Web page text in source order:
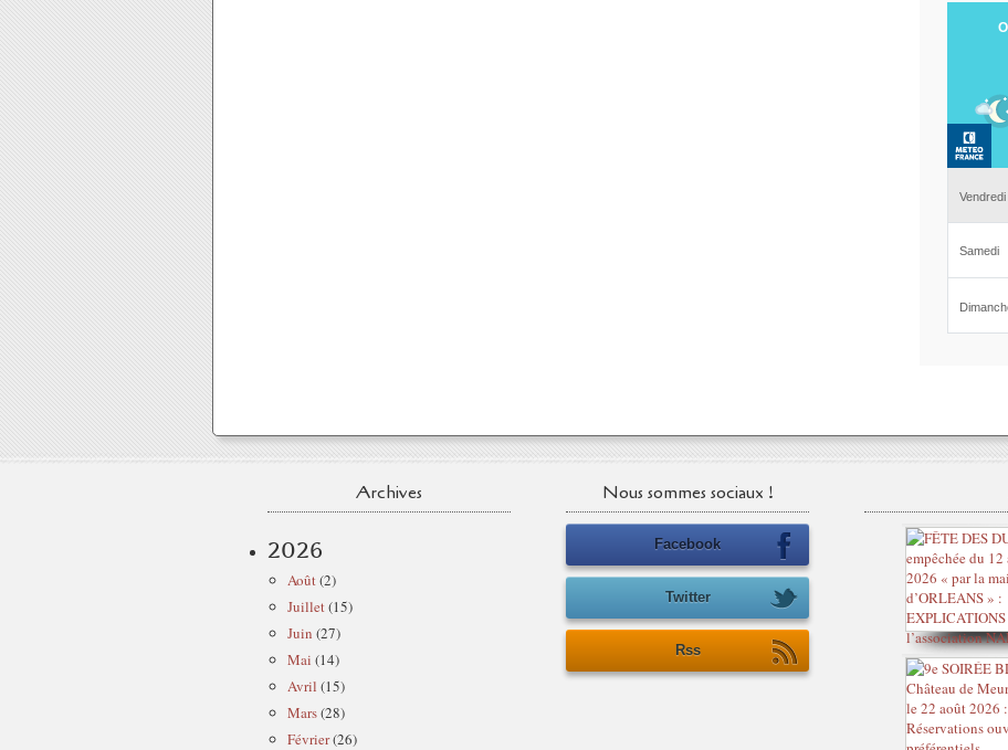
Archives
2026
Août(2)
Juillet(15)
Juin (27)
Mai (14)
Avril (15)
Mars(28)
Février(26)
Nous sommes sociaux !
Facebook
Twitter
Rss